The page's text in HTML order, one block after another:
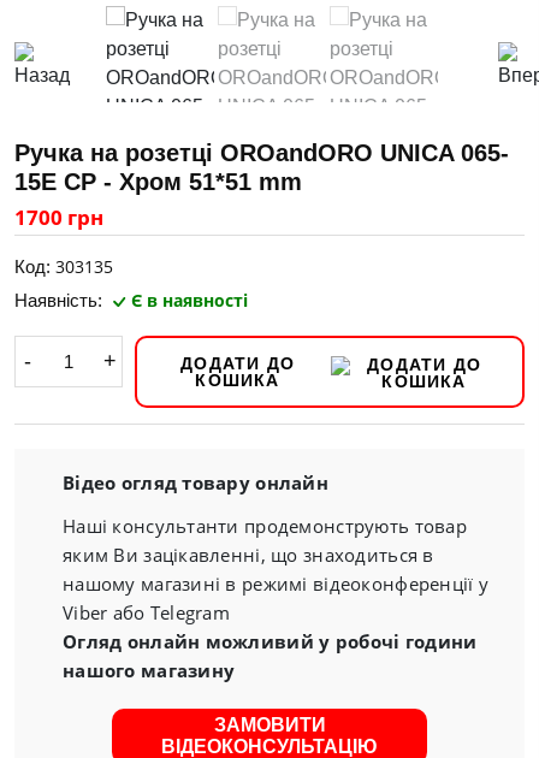
Ручка на розетці OROandORO UNICA 065-
15E CP - Хром 51*51 mm
1700 грн
Код: 303135
Наявність: Є в наявності
- +
ДОДАТИ ДО
КОШИКА
Відео огляд товару онлайн
Наші консультанти продемонструють товар
яким Ви зацікавленні, що знаходиться в
нашому магазині в режимі відеоконференції у
Viber або Telegram
Огляд онлайн можливий у робочі години
нашого магазину
ЗАМОВИТИ
ВІДЕОКОНСУЛЬТАЦІЮ